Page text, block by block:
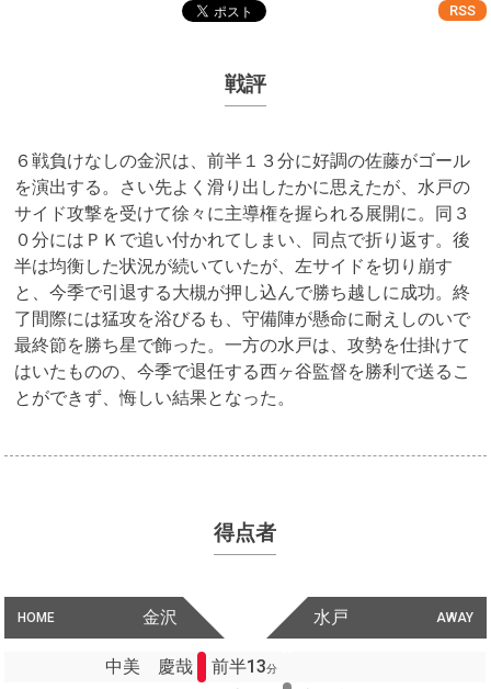
RSS
戦評
６戦負けなしの金沢は、前半１３分に好調の佐藤がゴール
を演出する。さい先よく滑り出したかに思えたが、水戸の
サイド攻撃を受けて徐々に主導権を握られる展開に。同３
０分にはＰＫで追い付かれてしまい、同点で折り返す。後
半は均衡した状況が続いていたが、左サイドを切り崩す
と、今季で引退する大槻が押し込んで勝ち越しに成功。終
了間際には猛攻を浴びるも、守備陣が懸命に耐えしのいで
最終節を勝ち星で飾った。一方の水戸は、攻勢を仕掛けて
はいたものの、今季で退任する西ヶ谷監督を勝利で送るこ
とができず、悔しい結果となった。
得点者
HOME 金沢 AWAY
水戸
中美 慶哉 前半13分